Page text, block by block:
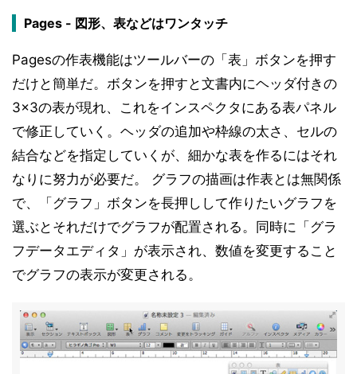
Pages - 図形、表などはワンタッチ
Pagesの作表機能はツールバーの「表」ボタンを押す
だけと簡単だ。ボタンを押すと文書内にヘッダ付きの
3×3の表が現れ、これをインスペクタにある表パネル
で修正していく。ヘッダの追加や枠線の太さ、セルの
結合などを指定していくが、細かな表を作るにはそれ
なりに努力が必要だ。 グラフの描画は作表とは無関係
で、「グラフ」ボタンを長押しして作りたいグラフを
選ぶとそれだけでグラフが配置される。同時に「グラ
フデータエディタ」が表示され、数値を変更すること
でグラフの表示が変更される。